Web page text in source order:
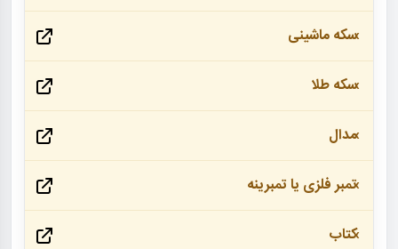
سکه ماشینی
سکه طلا
مدال
تمبر فلزی یا تمبرینه
کتاب